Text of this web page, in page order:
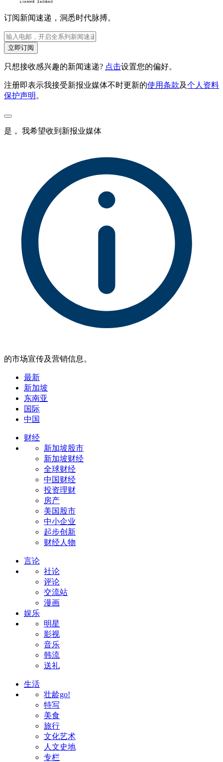
订阅新闻速递，洞悉时代脉搏。
立即订阅
只想接收感兴趣的新闻速递? 点击设置您的偏好。
注册即表示我接受新报业媒体不时更新的使用条款及个人资料
保护声明 。
是， 我希望收到新报业媒体
的市场宣传及营销信息。
最新
新加坡
东南亚
国际
中国
财经
新加坡股市
新加坡财经
全球财经
中国财经
投资理财
房产
美国股市
中小企业
起步创新
财经人物
言论
社论
评论
交流站
漫画
娱乐
明星
影视
音乐
韩流
送礼
生活
壮龄go!
特写
美食
旅行
文化艺术
人文史地
专栏